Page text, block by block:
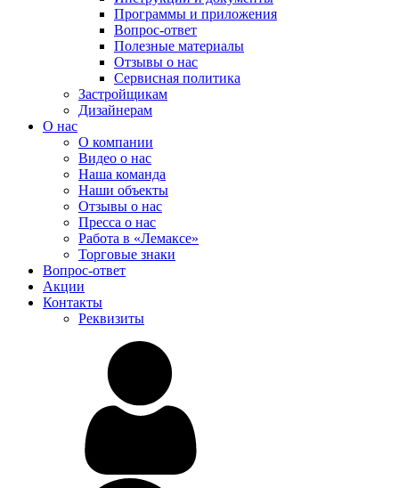
Программы и приложения
Вопрос-ответ
Полезные материалы
Отзывы о нас
Сервисная политика
Застройщикам
Дизайнерам
О нас
О компании
Видео о нас
Наша команда
Наши объекты
Отзывы о нас
Пресса о нас
Работа в «Лемаксе»
Торговые знаки
Вопрос-ответ
Акции
Контакты
Реквизиты